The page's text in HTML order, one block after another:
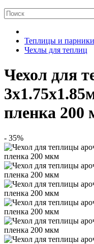
Теплицы и парники
Чехлы для теплиц
Чехол для
пленка 200
- 35%